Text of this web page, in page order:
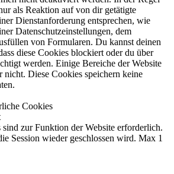
als Reaktion auf von dir getätigte
Dienstanforderung entsprechen, wie
Datenschutzeinstellungen, dem
von Formularen. Du kannst deinen
diese Cookies blockiert oder du über
werden. Einige Bereiche der Website
nicht. Diese Cookies speichern keine
Cookies
sind zur Funktion der Website erforderlich.
Session wieder geschlossen wird. Max 1